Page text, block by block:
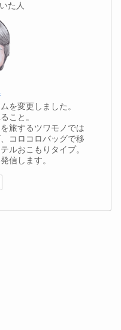
た人
を変更しました。
こと。
旅するツワモノでは
コロコロバッグで移
ルおこもりタイプ。
信します。